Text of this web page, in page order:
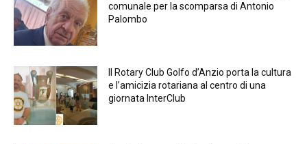
comunale per la scomparsa di Antonio
Palombo
Il Rotary Club Golfo d’Anzio porta la cultura
e l’amicizia rotariana al centro di una
giornata InterClub